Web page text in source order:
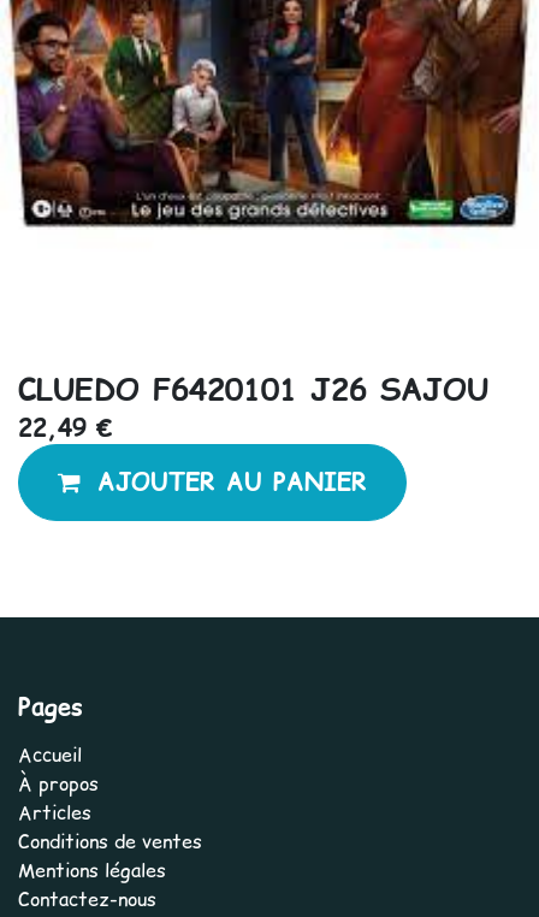
CLUEDO F6420101 J26 SAJOU
22,49 €
AJOUTER AU PANIER
Pages
Accueil
À propos
Articles
Conditions de ventes
Mentions légales
Contactez-nous